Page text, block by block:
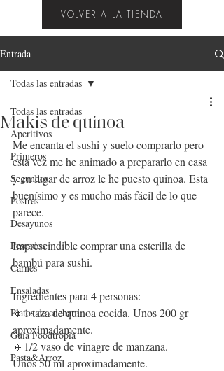
VOLVER A LA TIENDA
Entrada
Todas las entradas
Aperitivos
Primeros
Segundos
Postres
Desayunos
Pescados
Carnes
Ensaladas
Platos de cuchara
Guía Foodtropia
Pasta&Arroz
Todas las entradas
Makis de quinoa
Me encanta el sushi y suelo comprarlo pero
esta vez me he animado a prepararlo en casa
y en lugar de arroz le he puesto quinoa. Esta
buenísimo y es mucho más fácil de lo que
parece.
Imprescindible comprar una esterilla de
bambú para sushi.
Ingredientes para 4 personas:
🔸1 taza de quinoa cocida. Unos 200 gr
aproximadamente.
🔸1/2 vaso de vinagre de manzana.
Unos 50 ml aproximadamente.